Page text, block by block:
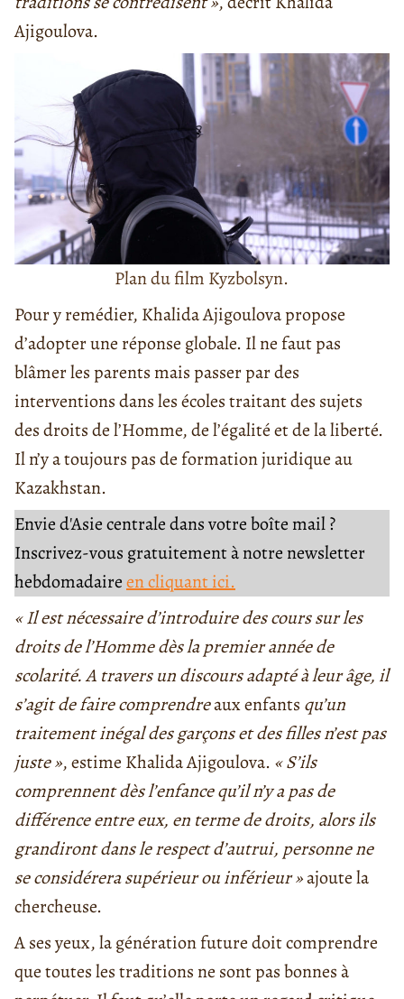
Ajigoulova.
Plan du film Kyzbolsyn.
Pour y remédier, Khalida Ajigoulova propose
d’adopter une réponse globale. Il ne faut pas
blâmer les parents mais passer par des
interventions dans les écoles traitant des sujets
des droits de l’Homme, de l’égalité et de la liberté.
Il n’y a toujours pas de formation juridique au
Kazakhstan.
Envie d'Asie centrale dans votre boîte mail ?
Inscrivez-vous gratuitement à notre newsletter
hebdomadaireen cliquant ici.
« Il est nécessaire d’introduire des cours sur les
droits de l’Homme dès la premier année de
scolarité. A travers un discours adapté à leur âge, il
s’agit de faire comprendreaux enfants qu’un
traitement inégal des garçons et des filles n’est pas
juste », estime Khalida Ajigoulova. « S’ils
comprennent dès l’enfance qu’il n’y a pas de
différence entre eux, en terme de droits, alors ils
grandiront dans le respect d’autrui, personne ne
se considérera supérieur ou inférieur »ajoute la
chercheuse.
A ses yeux, la génération future doit comprendre
que toutes les traditions ne sont pas bonnes à